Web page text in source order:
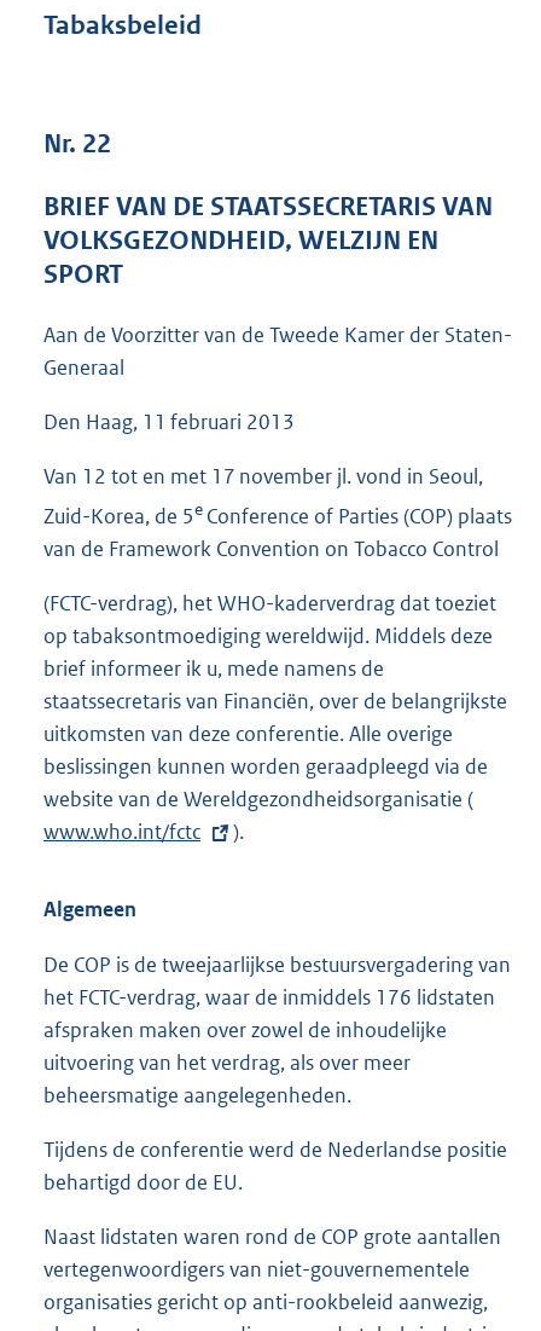
e
:
b
Tabaksbeleid
Nr. 22
BRIEF VAN DE STAATSSECRETARIS VAN
VOLKSGEZONDHEID, WELZIJN EN
SPORT
Aan de Voorzitter van de Tweede Kamer der Staten-
Generaal
Den Haag, 11 februari 2013
Van 12 tot en met 17 november jl. vond in Seoul,
Zuid-Korea, de 5e Conference of Parties (COP) plaats
van de Framework Convention on Tobacco Control
(FCTC-verdrag), het WHO-kaderverdrag dat toeziet
op tabaksontmoediging wereldwijd. Middels deze
brief informeer ik u, mede namens de
staatssecretaris van Financiën, over de belangrijkste
uitkomsten van deze conferentie. Alle overige
beslissingen kunnen worden geraadpleegd via de
website van de Wereldgezondheidsorganisatie (
n
e
:
www.who.int/fctc ).
Algemeen
De COP is de tweejaarlijkse bestuursvergadering van
het FCTC-verdrag, waar de inmiddels 176 lidstaten
afspraken maken over zowel de inhoudelijke
uitvoering van het verdrag, als over meer
beheersmatige aangelegenheden.
Tijdens de conferentie werd de Nederlandse positie
behartigd door de EU.
Naast lidstaten waren rond de COP grote aantallen
vertegenwoordigers van niet-gouvernementele
organisaties gericht op anti-rookbeleid aanwezig,